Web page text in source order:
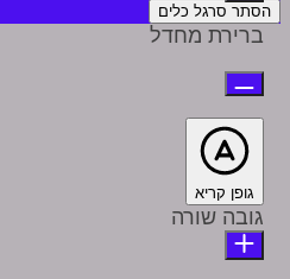
הסתר סרגל כלים
ברירת מחדל
גופן קריא
גובה שורה